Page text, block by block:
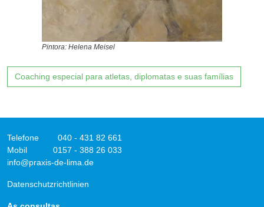
Pintora: Helena Meisel
Coaching especial para atletas, diplomatas e suas famílias
Telefone
Mobil
040 - 431 82 661
0157 - 388 26 033
info@praxis-de-lima.de
Datenschutzrichtlinien